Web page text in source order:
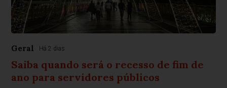
Geral Há 2 dias
Saiba quando será o recesso de fim de
ano para servidores públicos